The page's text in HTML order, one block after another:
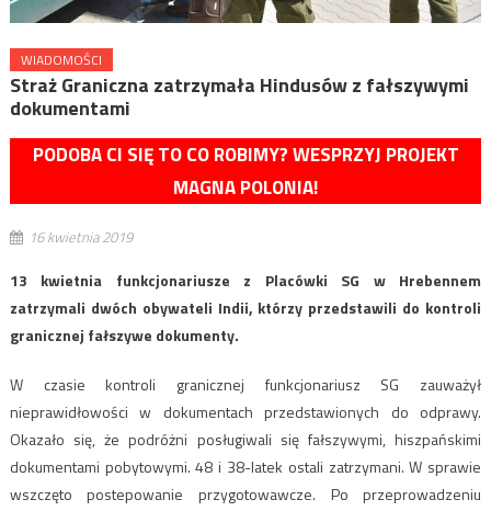
WIADOMOŚCI
Straż Graniczna zatrzymała Hindusów z fałszywymi
dokumentami
PODOBA CI SIĘ TO CO ROBIMY? WESPRZYJ PROJEKT
MAGNA POLONIA!
16 kwietnia 2019
13 kwietnia funkcjonariusze z Placówki SG w Hrebennem
zatrzymali dwóch obywateli Indii, którzy przedstawili do kontroli
granicznej fałszywe dokumenty.
W czasie kontroli granicznej funkcjonariusz SG zauważył
nieprawidłowości w dokumentach przedstawionych do odprawy.
Okazało się, że podróżni posługiwali się fałszywymi, hiszpańskimi
dokumentami pobytowymi. 48 i 38-latek ostali zatrzymani. W sprawie
wszczęto postepowanie przygotowawcze. Po przeprowadzeniu